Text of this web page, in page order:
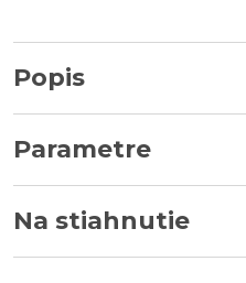
Popis
Parametre
Na stiahnutie